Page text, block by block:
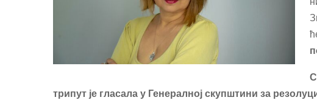
трипут је гласала у Генералној скупштини за